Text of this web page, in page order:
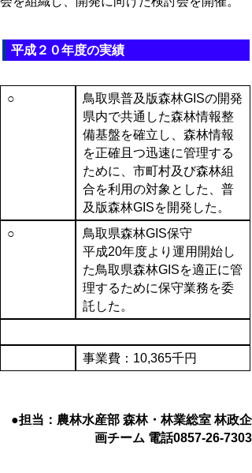
平成２０年度の実績
○
鳥取県普及版森林GISの開発
県内で共通した森林情報整
備基盤を確立し、森林情報
を正確且つ迅速に管理する
ために、市町村及び森林組
合を利用の対象とした、普
及版森林GISを開発した。
○
鳥取県森林GIS保守
平成20年度より運用開始し
た鳥取県森林GISを適正に管
理するために保守業務を委
託した。
事業費：10,365千円
●担当：農林水産部 森林・林業総室 林政企
画チーム 電話0857-26-7303